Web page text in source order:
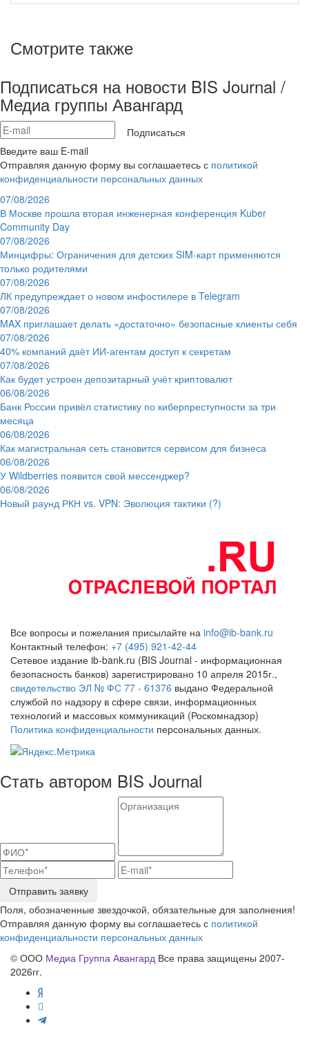
Смотрите также
Подписаться на новости BIS Journal /
Медиа группы Авангард
Подписаться
Введите ваш E-mail
Отправляя данную форму вы соглашаетесь с политикой
конфиденциальности персональных данных
07/08/2026
В Москве прошла вторая инженерная конференция Kuber
Community Day
07/08/2026
Минцифры: Ограничения для детских SIM-карт применяются
только родителями
07/08/2026
ЛК предупреждает о новом инфостилере в Telegram
07/08/2026
MAX приглашает делать «достаточно» безопасные клиенты себя
07/08/2026
40% компаний даёт ИИ‑агентам доступ к секретам
07/08/2026
Как будет устроен депозитарный учёт криптовалют
06/08/2026
Банк России привёл статистику по киберпреступности за три
месяца
06/08/2026
Как магистральная сеть становится сервисом для бизнеса
06/08/2026
У Wildberries появится свой мессенджер?
06/08/2026
Новый раунд РКН vs. VPN: Эволюция тактики (?)
Все вопросы и пожелания присылайте на info@ib-bank.ru
Контактный телефон: +7 (495) 921-42-44
Сетевое издание ib-bank.ru (BIS Journal - информационная
безопасность банков) зарегистрировано 10 апреля 2015г.,
свидетельство ЭЛ № ФС 77 - 61376 выдано Федеральной
службой по надзору в сфере связи, информационных
технологий и массовых коммуникаций (Роскомнадзор)
Политика конфиденциальности персональных данных.
Стать автором BIS Journal
Отправить заявку
Поля, обозначенные звездочкой, обязательные для заполнения!
Отправляя данную форму вы соглашаетесь с политикой
конфиденциальности персональных данных
© ООО Медиа Группа Авангард Все права защищены 2007-
2026гг.